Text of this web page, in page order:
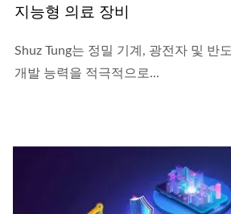
지능형 의료 장비
Shuz Tung는 정밀 기계, 광전자 및 반
개발 능력을 적극적으로...